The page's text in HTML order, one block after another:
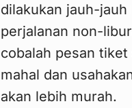
dilakukan jauh-
perjalanan non-
cobalah pesan
mahal dan
akan lebih murah.